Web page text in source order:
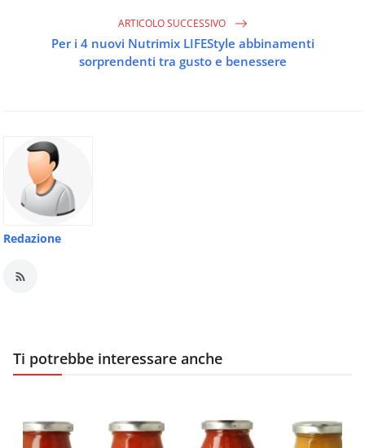
ARTICOLO SUCCESSIVO
Per i 4 nuovi Nutrimix LIFEStyle abbinamenti
sorprendenti tra gusto e benessere
Redazione
Ti potrebbe interessare anche